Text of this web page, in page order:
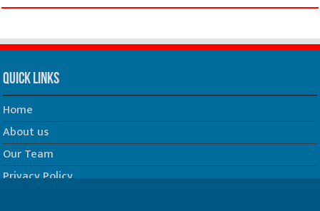
Quick Links
Home
About us
Our Team
Privacy Policy